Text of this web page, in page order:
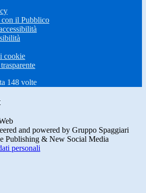
il Pubblico
cookie
148 volte
and powered by Gruppo Spaggiari
Publishing & New Social Media
personali